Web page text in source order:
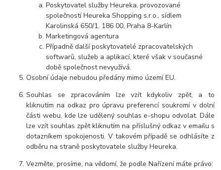
Poskytovatel služby Heureka, provozované
společností Heureka Shopping s.r.o., sídlem
Karolinská 650/1, 186 00, Praha 8-Karlín
Marketingová agentura
Případně další poskytovatelé zpracovatelských
softwarů, služeb a aplikací, které však v současné
době společnost nevyužívá.
Osobní údaje nebudou předány mimo území EU.
Souhlas se zpracováním lze vzít kdykoliv zpět, a to
kliknutím na odkaz pro úpravu preferencí soukromí v dolní
části webu, kde lze udělený souhlas e-shopu odvolat. Dále
lze vzít souhlas zpět kliknutím na příslušný odkaz v emailu s
dotazníkem spokojenosti. V takovém případě se odhlásíte z
odběru na straně poskytovatele služby Heureka.
Vezměte, prosíme, na vědomí, že podle Nařízení máte právo: